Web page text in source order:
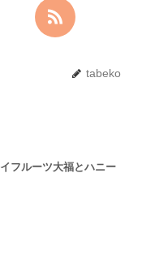
tabeko
フルーツ大福とハニー